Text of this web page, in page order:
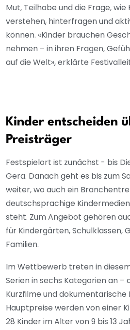
Mut, Teilhabe und die Frage,
verstehen, hinterfragen und
können. «Kinder brauchen
nehmen – in ihren Fragen,
auf die Welt», erklärte
Kinder entscheiden
Preisträger
Festspielort ist zunächst - bis
Gera. Danach geht es bis zum
weiter, wo auch ein
deutschsprachige
steht. Zum Angebot gehören
für Kindergärten, Schulklassen,
Familien.
Im Wettbewerb treten in
Serien in sechs Kategorien an –
Kurzfilme und dokumentarische
Hauptpreise werden von einer
28 Kinder im Alter von 9 bis 13